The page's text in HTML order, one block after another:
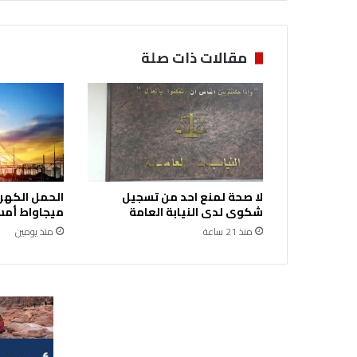
ت
و
ا
ح
م
ا
ل
أ
م
ط
ا
ر
ف
مقالات ذات صلة
لا صحة لمنع احد من تسجيل
شكوى لدى النيابة العامة
منذ 21 ساعة
ميجاواط
منذ يومين